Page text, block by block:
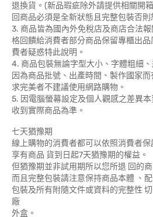
退換貨。(新品瑕疵除外請提供相關開
回商品必須是全新狀態且完整包裝否則
3. 商品皆為國內外免稅店及商店合法
格回饋給消費者部分商品保留專櫃出
費者疑惑特此說明。
4. 商品包裝無論字型大小、字體粗細
因為商品批號、出產時間、製作國家
求完美者不建議使用網路購物。
5. 因電腦螢幕設定及個人觀感之差異
收到實際商品為準。
七天猶豫期
線上購物的消費者都可以依照消費者保
享有商品 貨到日起7天猶豫期的權益。
但猶豫期並非試用期所以您所退 回的
而且完整包裝請注意保持商品本體 、
包裝及所有附隨文件或資料的完整性
廠
外盒。